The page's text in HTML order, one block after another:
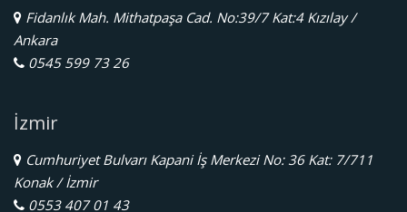
Fidanlık Mah. Mithatpaşa Cad. No:39/7 Kat:4 Kızılay /
Ankara
0545 599 73 26
İzmir
Cumhuriyet Bulvarı Kapani İş Merkezi No: 36 Kat: 7/711
Konak / İzmir
0553 407 01 43